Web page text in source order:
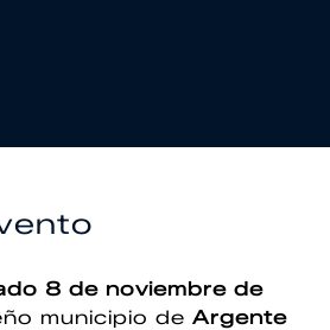
8 de noviembre de
municipio de Argente